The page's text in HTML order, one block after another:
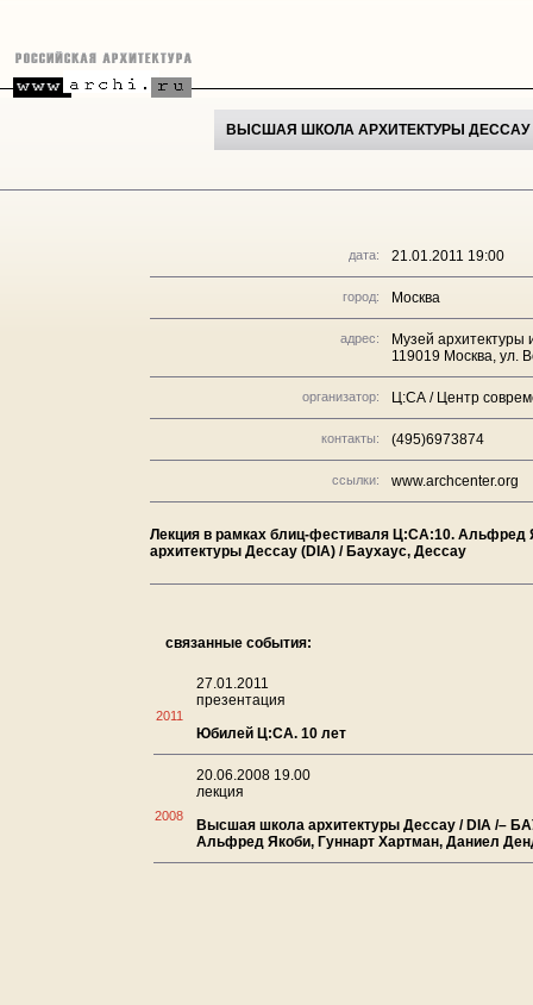
ВЫСШАЯ ШКОЛА АРХИТЕКТУРЫ ДЕССАУ
дата: 21.01.2011 19:00
город: Москва
адрес:
Музей архитектуры
119019 Москва, ул.
организатор: Ц:СА / Центр
контакты: (495)6973874
ссылки: www.archcenter.org
Лекция в рамках блиц-фестиваля Ц:СА:10.
архитектуры Дессау (DIA) / Баухаус, Дессау
связанные события:
2011
27.01.2011
презентация
Юбилей Ц:СА. 10 лет
2008
20.06.2008 19.00
лекция
Высшая школа архитектуры Дессау / DIA /–
Альфред Якоби, Гуннарт Хартман, Даниел